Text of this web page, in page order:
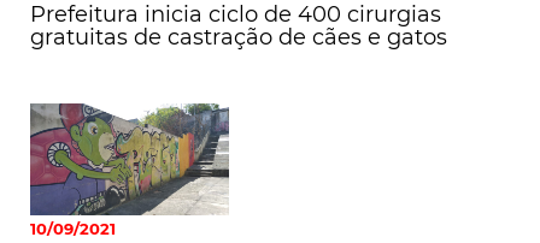
Prefeitura inicia ciclo de 400 cirurgias
gratuitas de castração de cães e gatos
10/09/2021